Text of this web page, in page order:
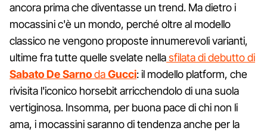
ancora prima che diventasse un trend. Ma dietro i
mocassini c'è un mondo, perché oltre al modello
classico ne vengono proposte innumerevoli varianti,
ultime fra tutte quelle svelate nellasfilata di debutto di
SabatoDeSarnodaGucci: il modello platform, che
rivisita l'iconico horsebit arricchendolo di una suola
vertiginosa. Insomma, per buona pace di chi non li
ama, i mocassini saranno di tendenza anche per la